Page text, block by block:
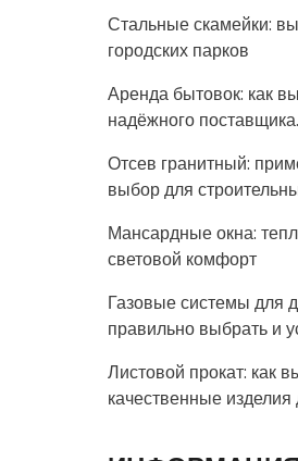
Стальные скамейки:
городских парков
Аренда бытовок: как
надёжного поставщика.
Отсев гранитный:
выбор для
Мансардные окна:
световой комфорт
Газовые системы для
правильно выбрать и
Листовой прокат: как
качественные изделия